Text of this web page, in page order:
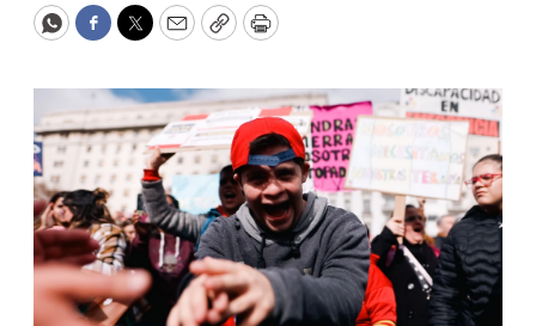
WhatsApp
Facebook
Twitter
EmailCopyPrint